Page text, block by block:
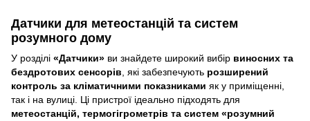
Датчики для метеостанцій та систем
розумного дому
У розділі «Датчики» ви знайдете широкий вибір виносних та
бездротових сенсорів, які забезпечують розширений
контроль за кліматичними показниками як у приміщенні,
так і на вулиці. Ці пристрої ідеально підходять для
метеостанцій, термогігрометрів та систем «розумний